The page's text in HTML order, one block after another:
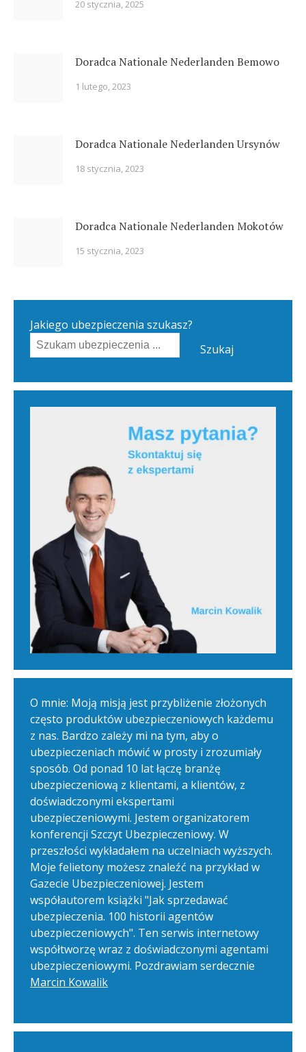
20 stycznia, 2025
Doradca Nationale Nederlanden Bemowo
1 lutego, 2023
Doradca Nationale Nederlanden Ursynów
18 stycznia, 2023
Doradca Nationale Nederlanden Mokotów
15 stycznia, 2023
Jakiego ubezpieczenia szukasz?
Szukaj
O mnie: Moją misją jest przybliżenie złożonych
często produktów ubezpieczeniowych każdemu
z nas. Bardzo zależy mi na tym, aby o
ubezpieczeniach mówić w prosty i zrozumiały
sposób. Od ponad 10 lat łączę branżę
ubezpieczeniową z klientami, a klientów, z
doświadczonymi ekspertami
ubezpieczeniowymi. Jestem organizatorem
konferencji Szczyt Ubezpieczeniowy. W
przeszłości wykładałem na uczelniach wyższych.
Moje felietony możesz znaleźć na przykład w
Gazecie Ubezpieczeniowej. Jestem
współautorem książki "Jak sprzedawać
ubezpieczenia. 100 historii agentów
ubezpieczeniowych". Ten serwis internetowy
współtworzę wraz z doświadczonymi agentami
ubezpieczeniowymi. Pozdrawiam serdecznie
Marcin Kowalik